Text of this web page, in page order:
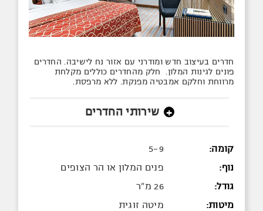
חדרים בעיצוב חדש ומודרני עם אזור נח לישיבה. החדרים
פונים לגינות המלון. חלק מהחדרים כוללים מקלחת
מרווחת וחלקם אמבטיה מפנקת. ללא מרפסת.
+ שירותי החדרים
קומה:
5-9
נוף:
פנים המלון או הר הצופים
גודל:
26 מ"ר
מיטות:
מיטה זוגית